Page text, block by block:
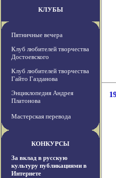
КЛУБЫ
Пятничные вечера
Клуб любителей творчества
Достоевского
Клуб любителей творчества
Гайто Газданова
Энциклопедия Андрея
Платонова
Мастерская перевода
КОНКУРСЫ
За вклад в русскую
культуру публикациями в
Интернете